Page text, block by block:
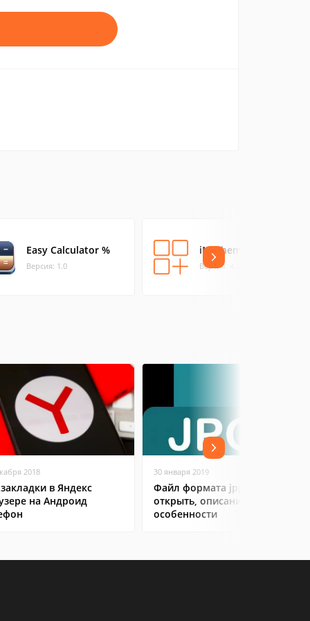
Easy Calculator %
Версия: 1.0
iMathematics
Версия: 4.2.34
2018
в Яндекс
на Андроид
30 января 2019
Файл формата jpg: чем
открыть, описание,
особенности